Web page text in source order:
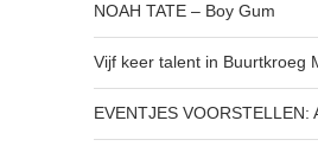
NOAH TATE – Boy Gum
Vijf keer talent in Buurtkroeg
EVENTJES VOORSTELLEN: